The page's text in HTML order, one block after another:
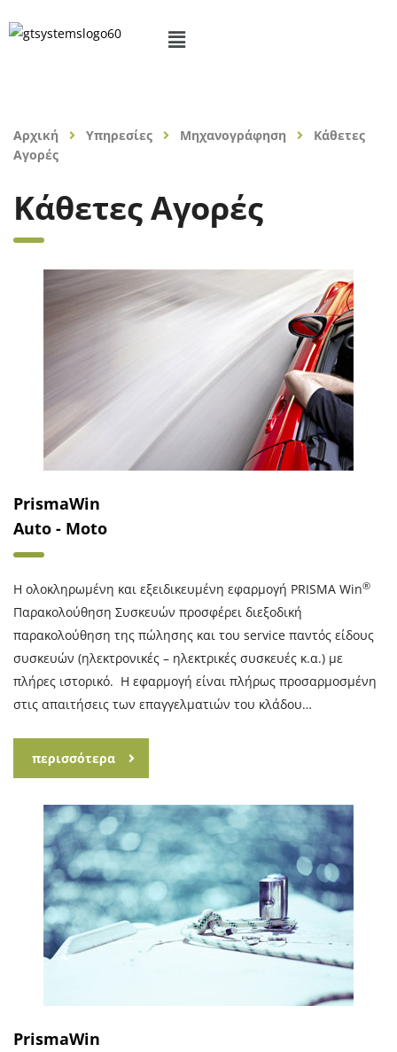
Αρχική Υπηρεσίες Μηχανογράφηση
Κάθετες
Αγορές
Κάθετες Αγορές
PrismaWin
Auto - Moto
Η ολοκληρωμένη και εξειδικευμένη εφαρμογή PRISMA Win®
Παρακολούθηση Συσκευών προσφέρει διεξοδική
παρακολούθηση της πώλησης και του service παντός είδους
συσκευών (ηλεκτρονικές – ηλεκτρικές συσκευές κ.α.) με
πλήρες ιστορικό. Η εφαρμογή είναι πλήρως προσαρμοσμένη
στις απαιτήσεις των επαγγελματιών του κλάδου…
περισσότερα
PrismaWin